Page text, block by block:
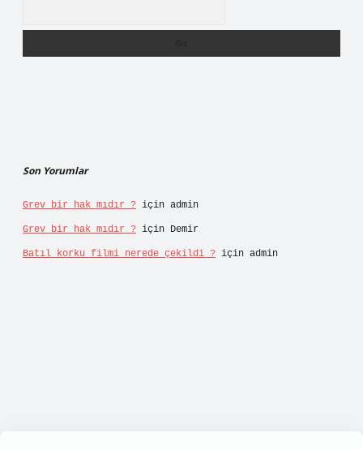
Son Yorumlar
Grev bir hak mıdır ? için admin
Grev bir hak mıdır ? için Demir
Batıl korku filmi nerede çekildi ? için admin